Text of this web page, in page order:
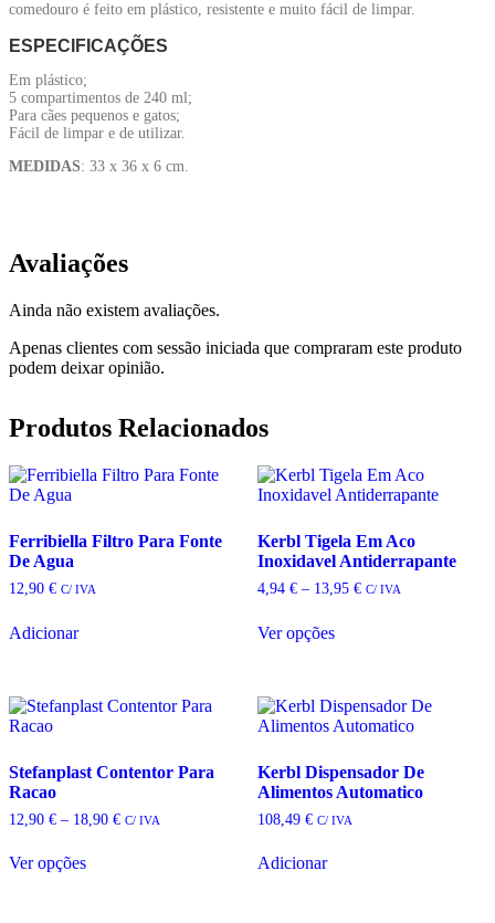
comedouro é feito em plástico, resistente e muito fácil de limpar.
ESPECIFICAÇÕES
Em plástico;
5 compartimentos de 240 ml;
Para cães pequenos e gatos;
Fácil de limpar e de utilizar.
MEDIDAS: 33 x 36 x 6 cm.
Avaliações
Ainda não existem avaliações.
Apenas clientes com sessão iniciada que compraram este produto
podem deixar opinião.
Produtos Relacionados
Ferribiella Filtro Para Fonte
De Agua
12,90 € C/ IVA
Adicionar
Kerbl Tigela Em Aco
Inoxidavel Antiderrapante
4,94 € – 13,95 €Price
C/ IVA
Ver opções
multiple
variants.
options
may
be
chosen
the
Stefanplast Contentor Para
Racao
12,90 € – 18,90 €Price
C/ IVA
Ver opções
Kerbl Dispensador De
Alimentos Automatico
108,49 € C/ IVA
Adicionar